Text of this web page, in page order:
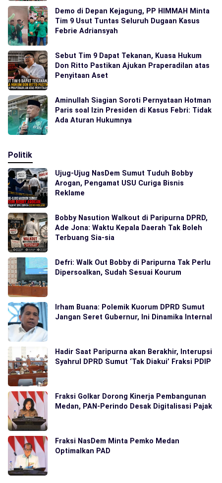
Demo di Depan Kejagung, PP HIMMAH Minta
Tim 9 Usut Tuntas Seluruh Dugaan Kasus
Febrie Adriansyah
Sebut Tim 9 Dapat Tekanan, Kuasa Hukum
Don Ritto Pastikan Ajukan Praperadilan atas
Penyitaan Aset
Aminullah Siagian Soroti Pernyataan Hotman
Paris soal Izin Presiden di Kasus Febri: Tidak
Ada Aturan Hukumnya
Politik
Ujug-Ujug NasDem Sumut Tuduh Bobby
Arogan, Pengamat USU Curiga Bisnis
Reklame
Bobby Nasution Walkout di Paripurna DPRD,
Ade Jona: Waktu Kepala Daerah Tak Boleh
Terbuang Sia-sia
Defri: Walk Out Bobby di Paripurna Tak Perlu
Dipersoalkan, Sudah Sesuai Kourum
Irham Buana: Polemik Kuorum DPRD Sumut
Jangan Seret Gubernur, Ini Dinamika Internal
Hadir Saat Paripurna akan Berakhir, Interupsi
Syahrul DPRD Sumut ‘Tak Diakui’ Fraksi PDIP
Fraksi Golkar Dorong Kinerja Pembangunan
Medan, PAN-Perindo Desak Digitalisasi Pajak
Fraksi NasDem Minta Pemko Medan
Optimalkan PAD